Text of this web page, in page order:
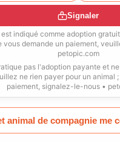
Signaler
indiqué comme adoption
vous demande un paiement,
petopic.com
pas l'adoption payante et
ne rien payer pour un animal
paiement, signalez-le-nous •
animal de compagnie me